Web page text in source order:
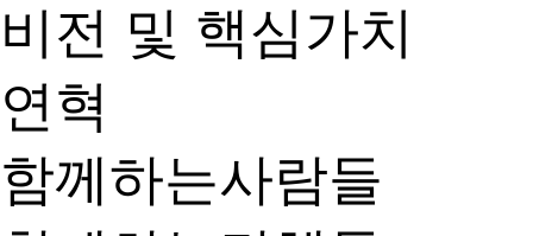
비전 및 핵심가치
연혁
함께하는사람들